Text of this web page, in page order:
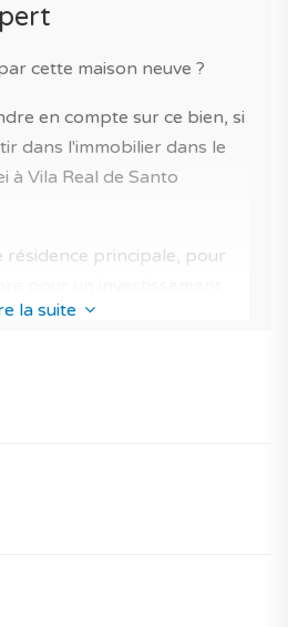
sur la résidence, ses
cette maison neuve ?
en compte sur ce bien, si
dans l'immobilier dans le
à Vila Real de Santo
résidence principale, pour
neuf au Portugal.
de la copropriété.
notation, sa performance
la suite